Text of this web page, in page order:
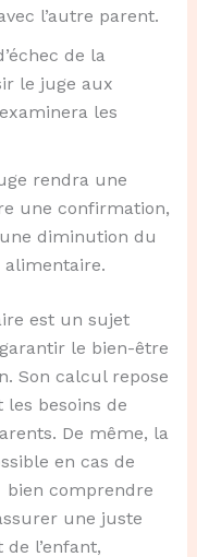
l’autre parent.
de la
le juge aux
les
rendra une
une confirmation,
diminution du
est un sujet
le bien-être
Son calcul repose
besoins de
De même, la
en cas de
comprendre
une juste
l’enfant,